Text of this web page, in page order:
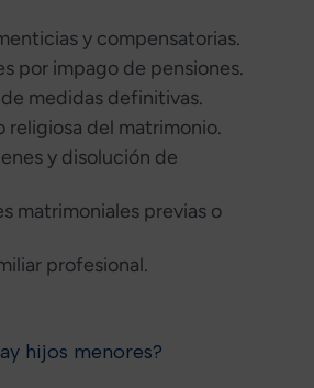
y compensatorias.
por impago de pensiones.
medidas definitivas.
religiosa del matrimonio.
y disolución de
matrimoniales previas o
profesional.
hijos menores?